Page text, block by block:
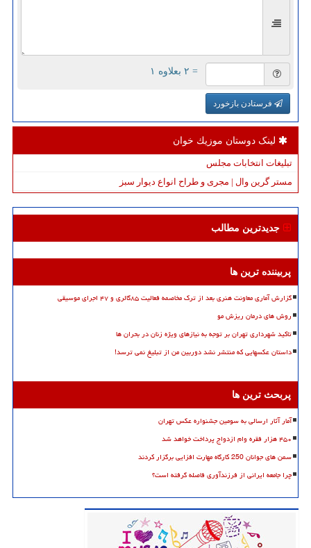
= ۲ بعلاوه ۱
فرستادن بازخورد
لینک دوستان موزیك خوان
تبلیغات انتخابات مجلس
مستر گرین وال | مجری و طراح انواع دیوار سبز
جدیدترین مطالب
پربیننده ترین ها
گزارش آماری معاونت هنری بعد از ترک مخاصمه فعالیت ۸۵گالری و ۴۷ اجرای موسیقی
روش های درمان ریزش مو
تاکید شهرداری تهران بر توجه به نیازهای ویژه زنان در بحران ها
داستان عکسهایی که منتشر نشد دوربین من از تبلیغ نمی ترسد!
پربحث ترین ها
آمار آثار ارسالی به سومین جشنواره عکس تهران
۴۵۰ هزار فقره وام ازدواج پرداخت خواهد شد
سمن های جوانان 250 کارگاه مهارت افزایی برگزار کردند
چرا جامعه ایرانی از فرزندآوری فاصله گرفته است؟